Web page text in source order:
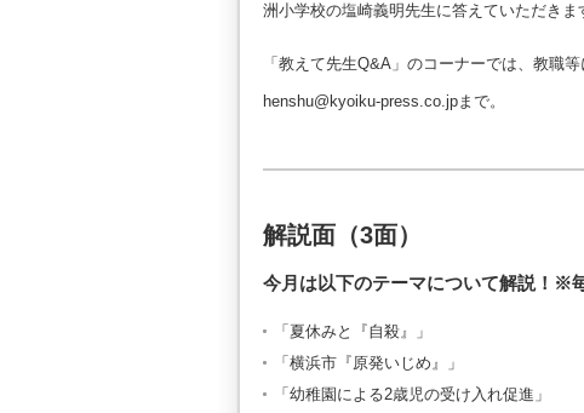
洲小学校の塩崎義明先生に答えていただきま
「教えて先生Q&A」のコーナーでは、教職
henshu@kyoiku-press.co.jpまで。
解説面（3面）
今月は以下のテーマについて解説！※
「夏休みと『自殺』」
「横浜市『原発いじめ』」
「幼稚園による2歳児の受け入れ促進」